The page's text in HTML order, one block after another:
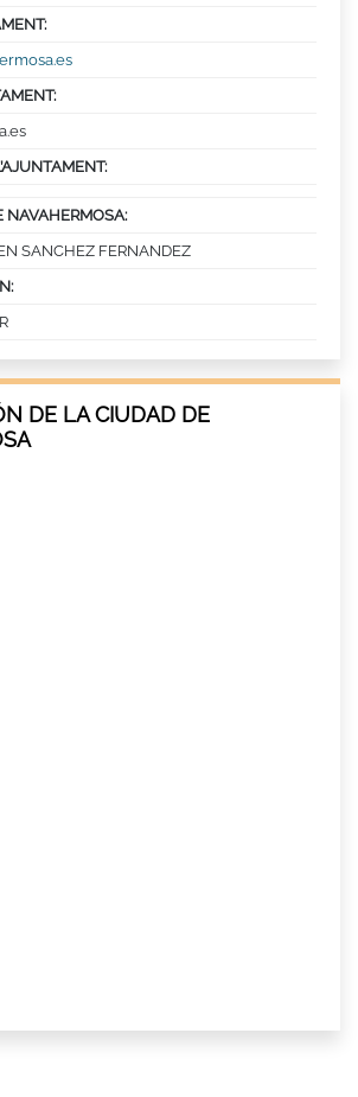
NAVAHERMOSA:
SANCHEZ FERNANDEZ
DE LA CIUDAD DE